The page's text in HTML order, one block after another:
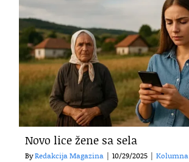
Novo lice žene sa sela
ByRedakcija Magazina | 10/29/2025 | Kolumna